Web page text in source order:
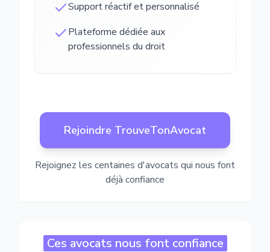
Support réactif et personnalisé
Plateforme dédiée aux
professionnels du droit
Rejoindre TrouveTonAvocat
Rejoignez les centaines d'avocats qui nous font
déjà confiance
Ces avocats nous font confiance